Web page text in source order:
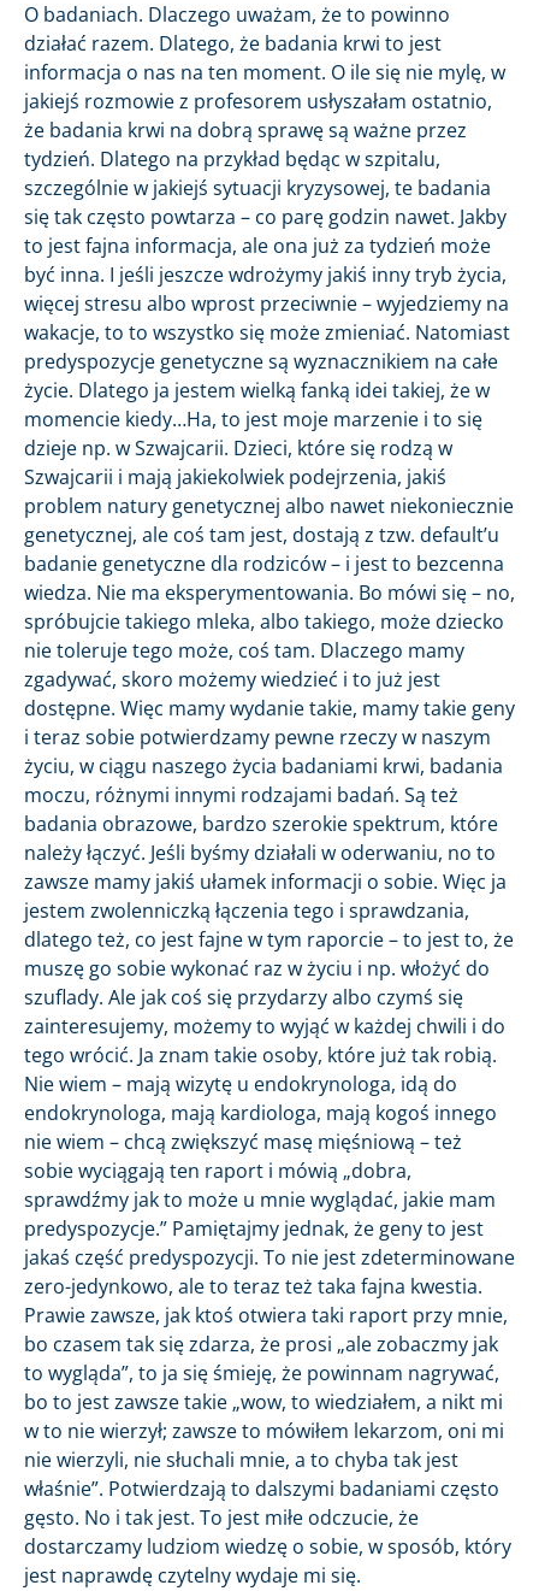
O badaniach. Dlaczego uważam, że to powinno
działać razem. Dlatego, że badania krwi to jest
informacja o nas na ten moment. O ile się nie mylę, w
jakiejś rozmowie z profesorem usłyszałam ostatnio,
że badania krwi na dobrą sprawę są ważne przez
tydzień. Dlatego na przykład będąc w szpitalu,
szczególnie w jakiejś sytuacji kryzysowej, te badania
się tak często powtarza – co parę godzin nawet. Jakby
to jest fajna informacja, ale ona już za tydzień może
być inna. I jeśli jeszcze wdrożymy jakiś inny tryb życia,
więcej stresu albo wprost przeciwnie – wyjedziemy na
wakacje, to to wszystko się może zmieniać. Natomiast
predyspozycje genetyczne są wyznacznikiem na całe
życie. Dlatego ja jestem wielką fanką idei takiej, że w
momencie kiedy…Ha, to jest moje marzenie i to się
dzieje np. w Szwajcarii. Dzieci, które się rodzą w
Szwajcarii i mają jakiekolwiek podejrzenia, jakiś
problem natury genetycznej albo nawet niekoniecznie
genetycznej, ale coś tam jest, dostają z tzw. default’u
badanie genetyczne dla rodziców – i jest to bezcenna
wiedza. Nie ma eksperymentowania. Bo mówi się – no,
spróbujcie takiego mleka, albo takiego, może dziecko
nie toleruje tego może, coś tam. Dlaczego mamy
zgadywać, skoro możemy wiedzieć i to już jest
dostępne. Więc mamy wydanie takie, mamy takie geny
i teraz sobie potwierdzamy pewne rzeczy w naszym
życiu, w ciągu naszego życia badaniami krwi, badania
moczu, różnymi innymi rodzajami badań. Są też
badania obrazowe, bardzo szerokie spektrum, które
należy łączyć. Jeśli byśmy działali w oderwaniu, no to
zawsze mamy jakiś ułamek informacji o sobie. Więc ja
jestem zwolenniczką łączenia tego i sprawdzania,
dlatego też, co jest fajne w tym raporcie – to jest to, że
muszę go sobie wykonać raz w życiu i np. włożyć do
szuflady. Ale jak coś się przydarzy albo czymś się
zainteresujemy, możemy to wyjąć w każdej chwili i do
tego wrócić. Ja znam takie osoby, które już tak robią.
Nie wiem – mają wizytę u endokrynologa, idą do
endokrynologa, mają kardiologa, mają kogoś innego
nie wiem – chcą zwiększyć masę mięśniową – też
sobie wyciągają ten raport i mówią „dobra,
sprawdźmy jak to może u mnie wyglądać, jakie mam
predyspozycje.” Pamiętajmy jednak, że geny to jest
jakaś część predyspozycji. To nie jest zdeterminowane
zero-jedynkowo, ale to teraz też taka fajna kwestia.
Prawie zawsze, jak ktoś otwiera taki raport przy mnie,
bo czasem tak się zdarza, że prosi „ale zobaczmy jak
to wygląda”, to ja się śmieję, że powinnam nagrywać,
bo to jest zawsze takie „wow, to wiedziałem, a nikt mi
w to nie wierzył; zawsze to mówiłem lekarzom, oni mi
nie wierzyli, nie słuchali mnie, a to chyba tak jest
właśnie”. Potwierdzają to dalszymi badaniami często
gęsto. No i tak jest. To jest miłe odczucie, że
dostarczamy ludziom wiedzę o sobie, w sposób, który
jest naprawdę czytelny wydaje mi się.